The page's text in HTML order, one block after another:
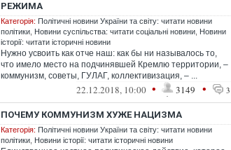
РЕЖИМА
Категорія: Політичні новини України та світу: читати новини
політики Новини суспільства: читати соціальні новини Новини
історії: читати історичні новини
Нужно усвоить как отче наш: как бы ни называлось то,
что имело место на подчинявшей Кремлю территории, –
коммунизм, советы, ГУЛАГ, коллективизация, – ...
22.12.2018, 10:00 • 3149 • 3
ПОЧЕМУ КОММУНИЗМ ХУЖЕ НАЦИЗМА
Категорія: Політичні новини України та світу: читати новини
політики Новини історії: читати історичні новини